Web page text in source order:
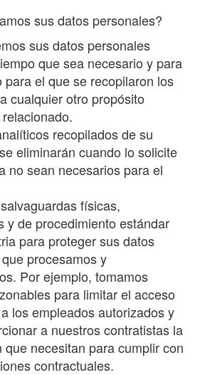
sus datos personales?
sus datos personales
que sea necesario y para
para el que se recopilaron los
cualquier otro propósito
recopilados de su
eliminarán cuando lo solicite
no sean necesarios para el
físicas,
y de procedimiento estándar
para proteger sus datos
procesamos y
Por ejemplo, tomamos
para limitar el acceso
los empleados autorizados y
a nuestros contratistas la
que necesitan para cumplir con
contractuales.